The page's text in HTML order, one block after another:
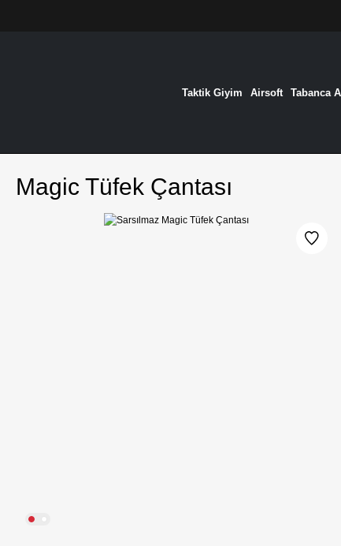
Taktik Giyim Airsoft Tabanca
Magic Tüfek Çantası